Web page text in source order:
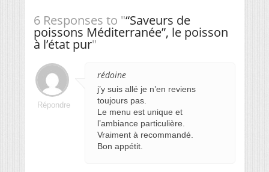
6 Responses to "“Saveurs de
poissons Méditerranée”, le poisson
à l’état pur"
rédoine
j’y suis allé je n’en reviens
toujours pas.
Le menu est unique et
l’ambiance particulière.
Vraiment à recommandé.
Bon appétit.
Répondre